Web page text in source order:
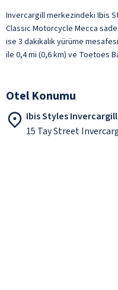
Invercargill merkezindeki Ibis
Classic Motorcycle Mecca
ise 3 dakikalık yürüme
ile 0,4 mi (0,6 km) ve Toetoes
Otel Konumu
Ibis Styles Invercargill
15 Tay Street